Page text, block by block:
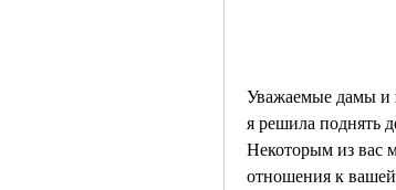
Уважаемые дамы и
я решила поднять
Некоторым из вас
отношения к вашей